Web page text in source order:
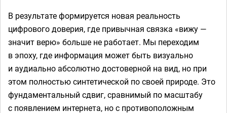
В результате формируется новая реальность
цифрового доверия, где привычная связка «вижу —
значит верю» больше не работает. Мы переходим
в эпоху, где информация может быть визуально
и аудиально абсолютно достоверной на вид, но при
этом полностью синтетической по своей природе. Это
фундаментальный сдвиг, сравнимый по масштабу
с появлением интернета, но с противоположным